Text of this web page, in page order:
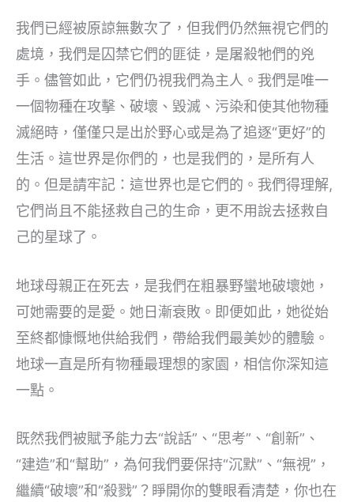
我們已經被原諒無數次了，但我們仍然無視它們的
處境，我們是囚禁它們的匪徒，是屠殺牠們的兇
手。儘管如此，它們仍視我們為主人。我們是唯一
一個物種在攻擊、破壞、毀滅、污染和使其他物種
滅絕時，僅僅只是出於野心或是為了追逐“更好”的
生活。這世界是你們的，也是我們的，是所有人
的。但是請牢記：這世界也是它們的。我們得理解,
它們尚且不能拯救自己的生命，更不用說去拯救自
己的星球了。
地球母親正在死去，是我們在粗暴野蠻地破壞她，
可她需要的是愛。她日漸衰敗。即便如此，她從始
至終都慷慨地供給我們，帶給我們最美妙的體驗。
地球一直是所有物種最理想的家園，相信你深知這
一點。
既然我們被賦予能力去“說話”、“思考”、“創新”、
“建造”和“幫助”，為何我們要保持“沉默”、“無視”，
繼續“破壞”和“殺戮”？睜開你的雙眼看清楚，你也在